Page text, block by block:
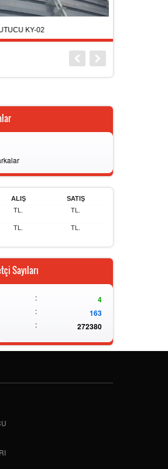
KY-02
ALIŞ
SATIŞ
TL. TL.
TL. TL.
Sayıları
:
4
:
163
: 272380